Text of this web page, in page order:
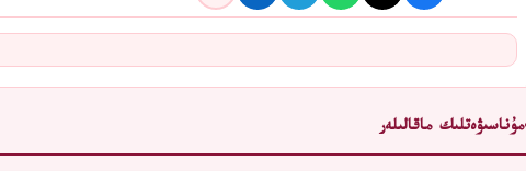
مۇناسىۋەتلىك ماقالىلەر